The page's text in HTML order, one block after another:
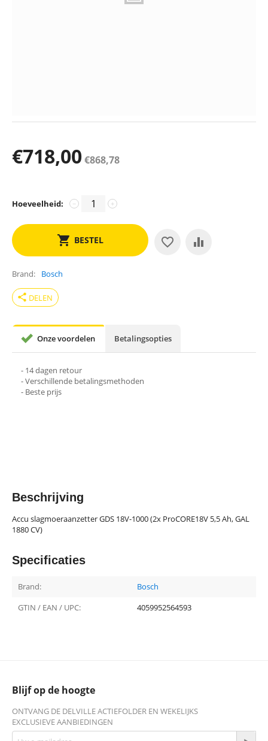
€718,00€868,78
Hoeveelheid: +
−
BESTEL
Brand Bosch
share DELEN
Onze voordelen Betalingsopties
- 14 dagen retour
- Verschillende betalingsmethoden
- Beste prijs
Beschrijving
Accu slagmoeraanzetter GDS 18V-1000 (2x ProCORE18V 5,5 Ah, GAL
1880 CV)
Specificaties
Brand:
Bosch
GTIN / EAN / UPC:
4059952564593
Blijf op de hoogte
ONTVANG DE DELVILLE ACTIEFOLDER EN WEKELIJKS
EXCLUSIEVE AANBIEDINGEN